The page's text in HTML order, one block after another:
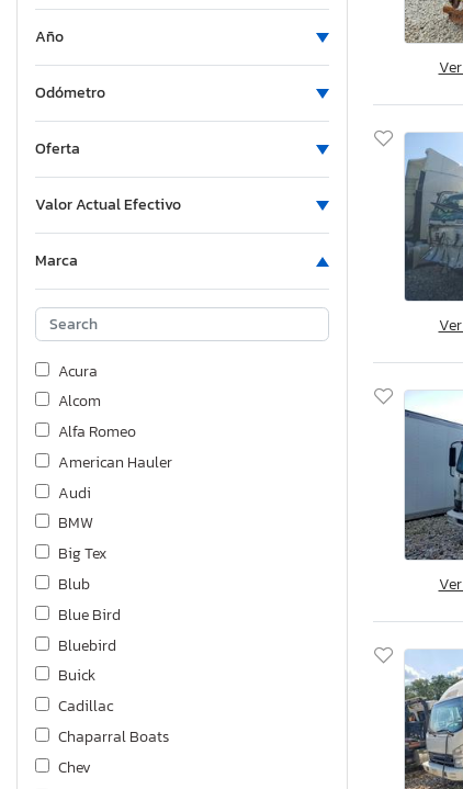
Año
Odómetro
Oferta
Valor Actual Efectivo
Marca
Acura
Alcom
Alfa Romeo
American Hauler
Audi
BMW
Big Tex
Blub
Blue Bird
Bluebird
Buick
Cadillac
Chaparral Boats
Chev